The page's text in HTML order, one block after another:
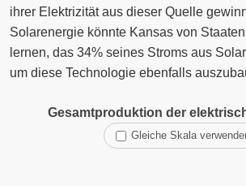
ihrer Elektrizität aus dieser Quelle
Solarenergie könnte Kansas von
lernen, das 34% seines Stroms aus
um diese Technologie ebenfalls
Gesamtproduktion der
Gleiche Skala